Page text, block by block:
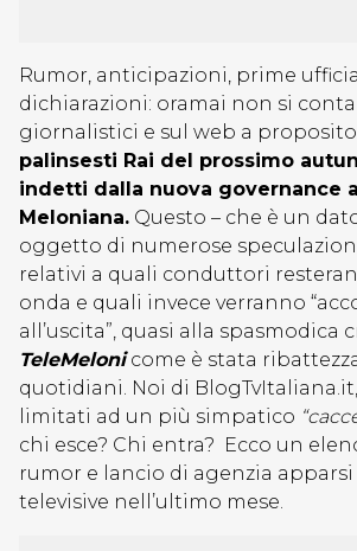
Rumor, anticipazioni, prime
dichiarazioni: oramai non si
giornalistici e sul web a
palinsesti Rai del prossimo
indetti dalla nuova governance
Meloniana. Questo – che è un
oggetto di numerose
relativi a quali conduttori
onda e quali invece verranno
all’uscita”, quasi alla spasmodica
TeleMelonicome è stata
quotidiani. Noi di
limitati ad un più simpatico
chi esce? Chi entra? Ecco un
rumor e lancio di agenzia apparsi
televisive nell’ultimo mese.